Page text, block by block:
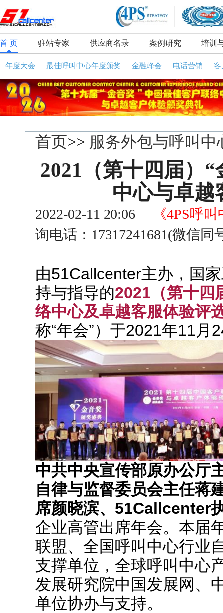
首 页 驻站专家 供应商名录 案例研究 培训
年度大会 最佳呼叫中心年度颁奖 金融峰会 电话营销 客
首页>> 服务外包与呼叫中
2021（第十四届）
中心与卓越
2022-02-11 20:06
《4PS呼
询电话：17317241681(微信
由51Callcenter主办，国
持与指导的2021（第十四
络中心及卓越客服体验评
称“年会”）于2021年11月
中共中央宣传部原办公厅
自律与监督委员会主任蒋
席颜晓滨、51Callcenter
企业高管出席年会。本届
联盟、全国呼叫中心行业
支撑单位，全球呼叫中心
发展研究院中国发展网、
单位协办与支持。